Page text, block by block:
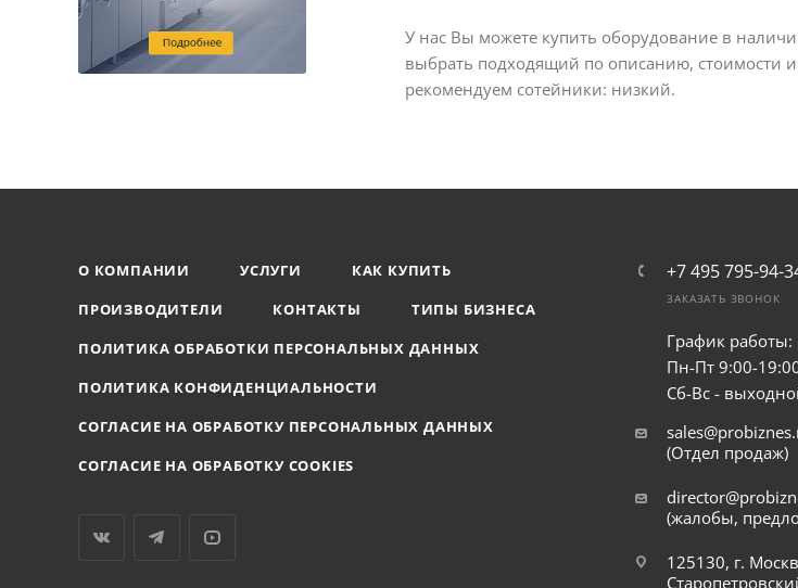
У нас Вы можете купить оборудование в
выбрать подходящий по описанию, стоимости
рекомендуем сотейники: низкий.
О КОМПАНИИ УСЛУГИ
КАК КУПИТЬ
ПРОИЗВОДИТЕЛИ
КОНТАКТЫ
ТИПЫ БИЗНЕСА
ПОЛИТИКА ОБРАБОТКИ ПЕРСОНАЛЬНЫХ ДАННЫХ
ПОЛИТИКА КОНФИДЕНЦИАЛЬНОСТИ
СОГЛАСИЕ НА ОБРАБОТКУ ПЕРСОНАЛЬНЫХ ДАННЫХ
СОГЛАСИЕ НА ОБРАБОТКУ COOKIES
+7 495 795-94-
ЗАКАЗАТЬ ЗВОНОК
График работы:
Пн-Пт 9:00-
Сб-Вс -
(Отдел продаж)
(жалобы,
125130, г.